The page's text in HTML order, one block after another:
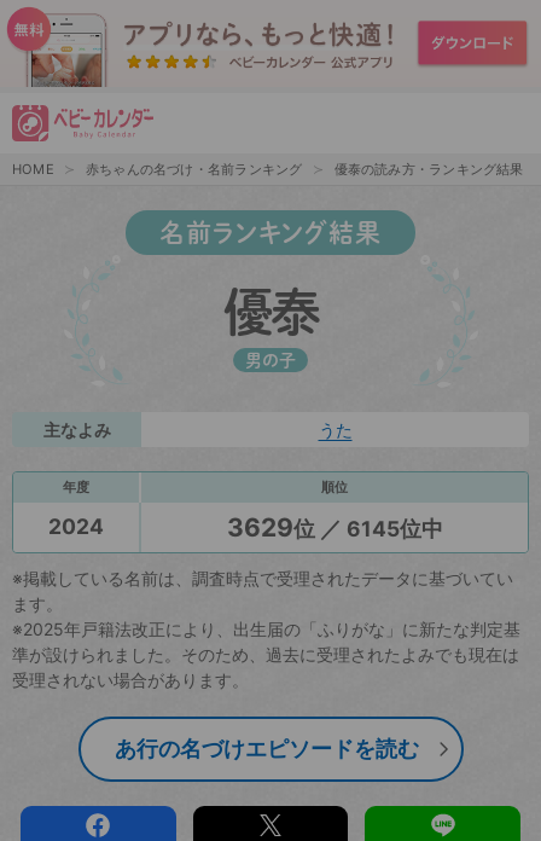
HOME 赤ちゃんの名づけ・名前ランキング 優泰の読み方・ランキング結果
名前ランキング結果
優泰
男の子
主なよみ うた
年度 順位
2024 3629位 ／ 6145位中
※掲載している名前は、調査時点で受理されたデータに基づいてい
ます。
※2025年戸籍法改正により、出生届の「ふりがな」に新たな判定基
準が設けられました。そのため、過去に受理されたよみでも現在は
受理されない場合があります。
あ行の名づけエピソードを読む